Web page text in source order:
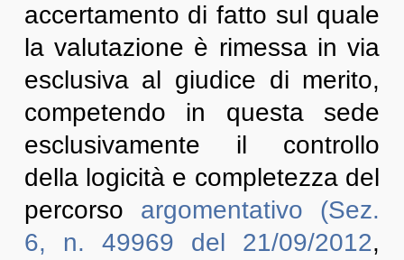
accertamento di fatto sul quale
la valutazione è rimessa in via
esclusiva al giudice di merito,
competendo in questa sede
esclusivamente il controllo
della logicità e completezza del
percorso argomentativo (Sez.
6, n. 49969 del 21/09/2012,